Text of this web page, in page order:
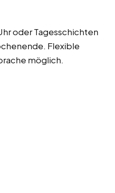
oder Tagesschichten
Flexible
möglich.